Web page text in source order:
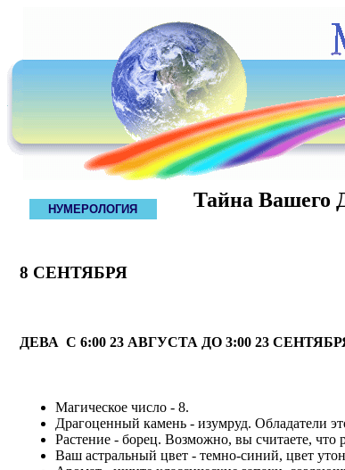
НУМЕРОЛОГИЯ Тайна Вашего
8 СЕНТЯБРЯ
ДЕВА С 6:00 23 АВГУСТА ДО 3:00 23
Магическое число - 8.
Драгоценный камень - изумруд. Обладатели
Растение - борец. Возможно, вы считаете, что
Ваш астральный цвет - темно-синий, цвет